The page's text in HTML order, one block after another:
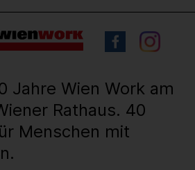
Jahre Wien Work am
Rathaus. 40
Menschen mit